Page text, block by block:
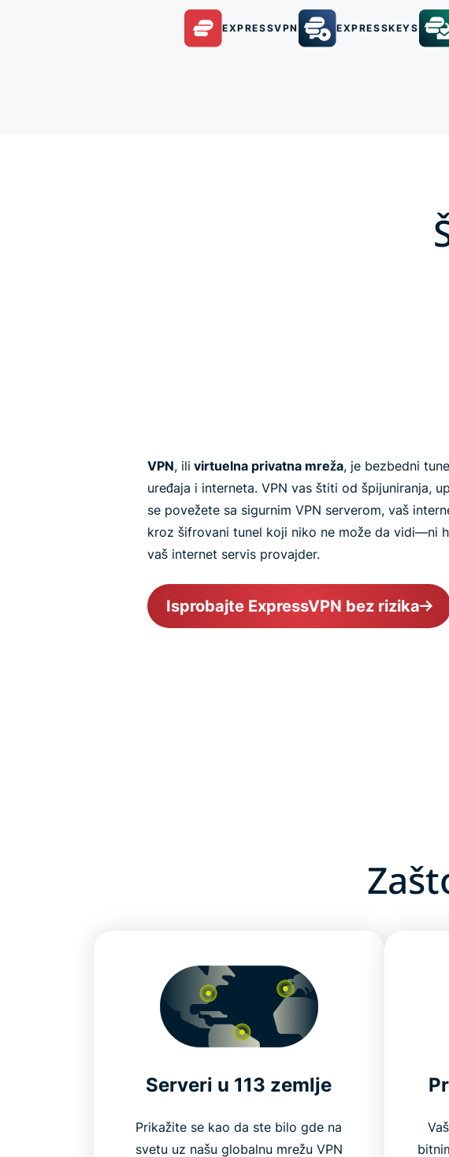
EXPRESSVPN EXPRESSKEYS
VPN, ili virtuelna privatna mreža, je bezbedni
uređaja i interneta. VPN vas štiti od špijuniranja,
se povežete sa sigurnim VPN serverom, vaš
kroz šifrovani tunel koji niko ne može da vidi—ni
vaš internet servis provajder.
Isprobajte ExpressVPN bez rizika
Serveri u 113 zemlje
Prikažite se kao da ste bilo gde na
svetu uz našu globalnu mrežu VPN